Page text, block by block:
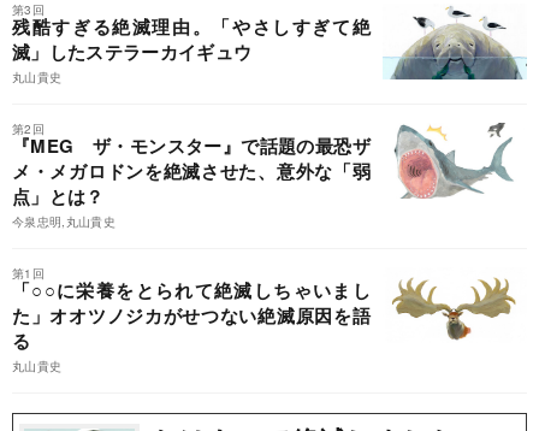
第3回
残酷すぎる絶滅理由。「やさしすぎて絶
滅」したステラーカイギュウ
丸山貴史
第2回
『MEG ザ・モンスター』で話題の最恐ザ
メ・メガロドンを絶滅させた、意外な「弱
点」とは？
今泉忠明,丸山貴史
第1回
「○○に栄養をとられて絶滅しちゃいまし
た」オオツノジカがせつない絶滅原因を語
る
丸山貴史